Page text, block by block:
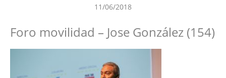
11/06/2018
Foro movilidad – Jose González (154)